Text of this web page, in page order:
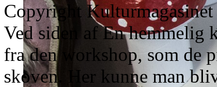
Copyright
Ved siden af En hemmelig
fra den workshop, som de
skoven. Her kunne man